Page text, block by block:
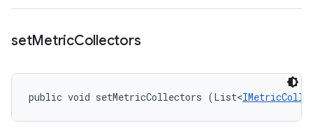
setMetricCollectors
public void setMetricCollectors (List<